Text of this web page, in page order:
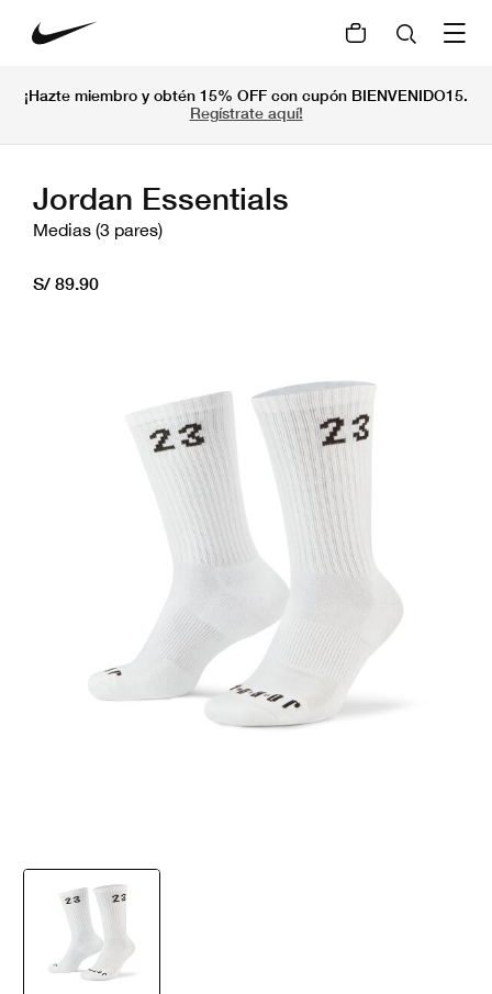
¡Hazte miembro y obtén 15% OFF con cupón BIENVENIDO15.
Regístrate aquí!
Jordan Essentials
Medias (3 pares)
S/ 89.90